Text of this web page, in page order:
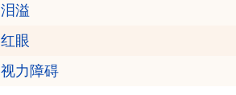
泪溢
红眼
视力障碍